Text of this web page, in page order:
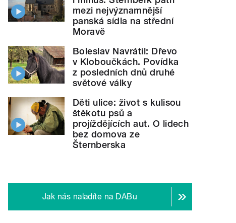
mezi nejvýznamnější
panská sídla na střední
Moravě
Boleslav Navrátil: Dřevo
v Kloboučkách. Povídka
z posledních dnů druhé
světové války
Děti ulice: život s kulisou
štěkotu psů a
projíždějících aut. O lidech
bez domova ze
Šternberska
Jak nás naladíte na DABu